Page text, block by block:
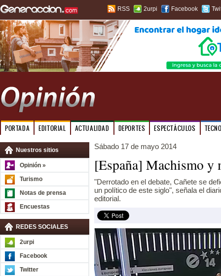
RSS 2urpi Facebook
PORTADA EDITORIAL ACTUALIDAD DEPORTES ESPECTÁCULOS
Nuestros sitios
Opinión »
Turismo
Notas de prensa
Encuestas
REDES SOCIALES
2urpi
Facebook
Twitter
Sábado 17 de mayo 2014
[España] Machismo y
"Derrotado en el debate, Cañete se
un político de este siglo", señala el
editorial.